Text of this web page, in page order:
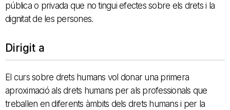
pública o privada que no tingui efectes sobre els drets i la
dignitat de les persones.
Dirigit a
El curs sobre drets humans vol donar una primera
aproximació als drets humans per als professionals que
treballen en diferents àmbits dels drets humans i per la